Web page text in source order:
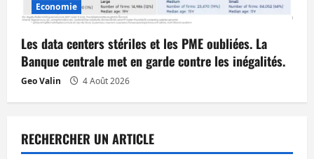
Economie
Les data centers stériles et les PME oubliées. La
Banque centrale met en garde contre les inégalités.
Geo Valin 4 Août 2026
RECHERCHER UN ARTICLE